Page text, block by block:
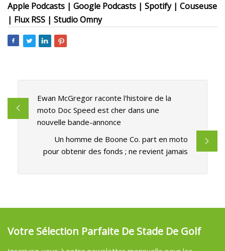
Apple Podcasts | Google Podcasts | Spotify | Couseuse
| Flux RSS | Studio Omny
Ewan McGregor raconte l'histoire de la
moto Doc Speed ​​​​est cher dans une
nouvelle bande-annonce
Un homme de Boone Co. part en moto
pour obtenir des fonds ; ne revient jamais
Votre Sélection Parfaite De Stade De Golf